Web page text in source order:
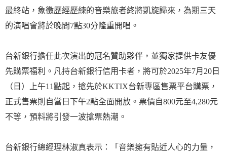
最終站，象徵歷經歷練的音樂旅者終將凱旋歸來，為期三天
的演唱會將於晚間7點30分隆重開唱。
台新銀行擔任此次演出的冠名贊助夥伴，並獨家提供卡友優
先購票福利。凡持台新銀行信用卡者，將可於2025年7月20日
（日）上午11點起，搶先於KKTIX台新專區售票平台購票，
正式售票則自當日下午2點全面開放。票價自800元至4,280元
不等，預料將引發一波搶票熱潮。
台新銀行總經理林淑真表示：「音樂擁有貼近人心的力量，